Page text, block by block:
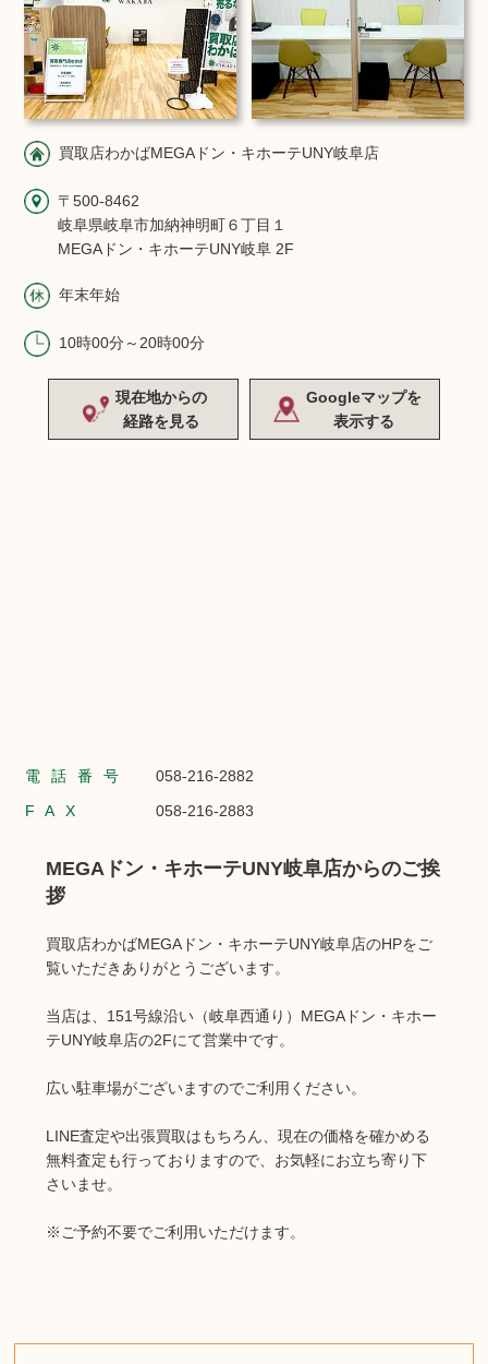
買取店わかばMEGAドン・キホーテUNY岐阜店
〒500-8462
岐阜県岐阜市加納神明町６丁目１
MEGAドン・キホーテUNY岐阜 2F
年末年始
10時00分～20時00分
現在地からの
経路を見る
Googleマップを
表示する
電話番号
058-216-2882
FAX
058-216-2883
MEGAドン・キホーテUNY岐阜店からのご挨
拶
買取店わかばMEGAドン・キホーテUNY岐阜店のHPをご
覧いただきありがとうございます。
当店は、151号線沿い（岐阜西通り）MEGAドン・キホー
テUNY岐阜店の2Fにて営業中です。
広い駐車場がございますのでご利用ください。
LINE査定や出張買取はもちろん、現在の価格を確かめる
無料査定も行っておりますので、お気軽にお立ち寄り下
さいませ。
※ご予約不要でご利用いただけます。